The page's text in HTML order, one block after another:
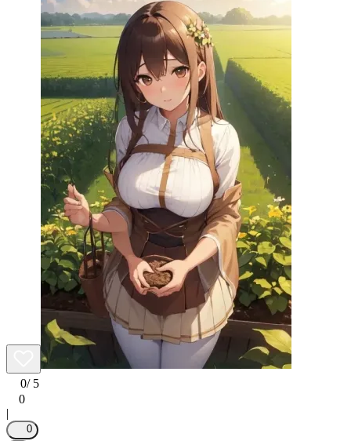
0/ 5
0
|
0